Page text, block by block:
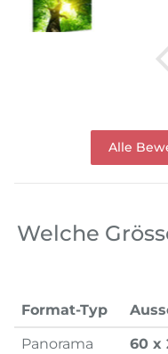
Alle
Welche
Format-Typ
Panorama
60 x